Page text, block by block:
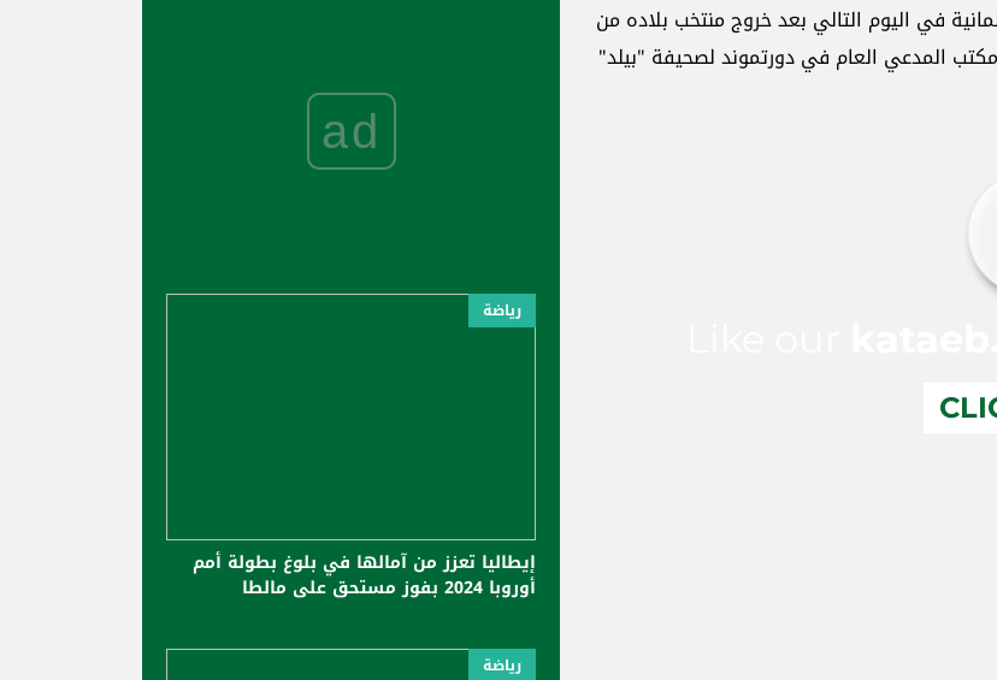
في اليوم التالي بعد خروج منتخب بلاده من
المدعي العام في دورتموند لصحيفة "بيلد"
ad
رياضة
إيطاليا تعزز من آمالها في بلوغ بطولة أمم
أوروبا 2024 بفوز مستحق على مالطا
رياضة